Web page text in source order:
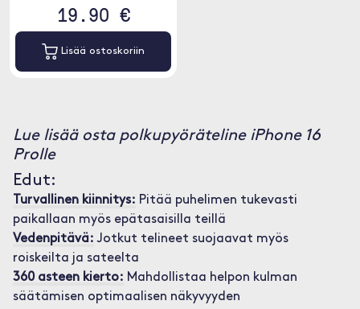
19.90 €
Lisää ostoskoriin
Lue lisää osta polkupyöräteline iPhone 16
Prolle
Edut:
Turvallinen kiinnitys: Pitää puhelimen tukevasti
paikallaan myös epätasaisilla teillä
Vedenpitävä: Jotkut telineet suojaavat myös
roiskeilta ja sateelta
360 asteen kierto: Mahdollistaa helpon kulman
säätämisen optimaalisen näkyvyyden